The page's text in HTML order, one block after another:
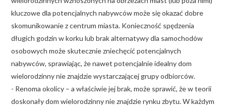
kluczowe dla potencjalnych nabywców może się okazać dobre
skomunikowanie z centrum miasta. Konieczność spędzenia
długich godzin w korku lub brak alternatywy dla samochodów
osobowych może skutecznie zniechęcić potencjalnych
nabywców, sprawiając, że nawet potencjalnie idealny dom
wielorodzinny nie znajdzie wystarczającej grupy odbiorców.
- Renoma okolicy – a właściwie jej brak, może sprawić, że w teorii
doskonały dom wielorodzinny nie znajdzie rynku zbytu. W każdym